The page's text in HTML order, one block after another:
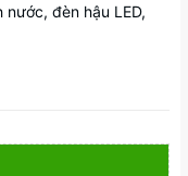
đèn hậu LED,